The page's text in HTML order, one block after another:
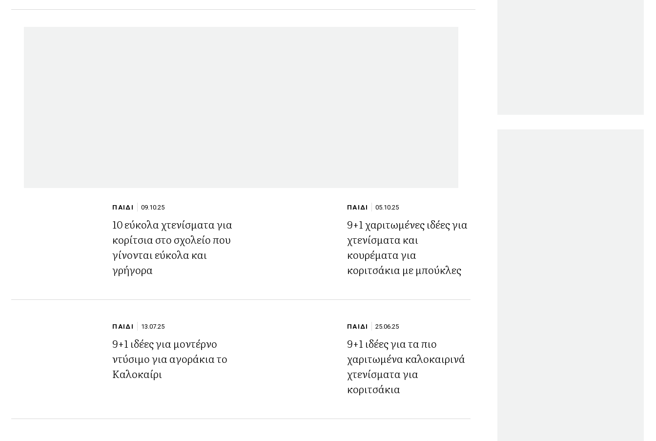
ΠΑΙΔΙ 09.10.25
10 εύκολα χτενίσματα για
κορίτσια στο σχολείο που
γίνονται εύκολα και
γρήγορα
ΠΑΙΔΙ 05.10.25
9+1 χαριτωμένες ιδέες για
χτενίσματα και
κουρέματα για
κοριτσάκια με μπούκλες
ΠΑΙΔΙ 13.07.25
9+1 ιδέες για μοντέρνο
ντύσιμο για αγοράκια το
Καλοκαίρι
ΠΑΙΔΙ 25.06.25
9+1 ιδέες για τα πιο
χαριτωμένα καλοκαιρινά
χτενίσματα για
κοριτσάκια